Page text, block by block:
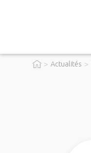
> Actualités >